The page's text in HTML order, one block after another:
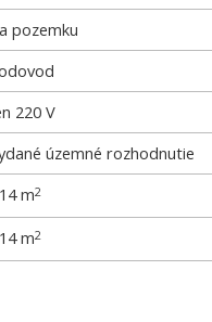
pozemku
220 V
územné rozhodnutie
m2
m2